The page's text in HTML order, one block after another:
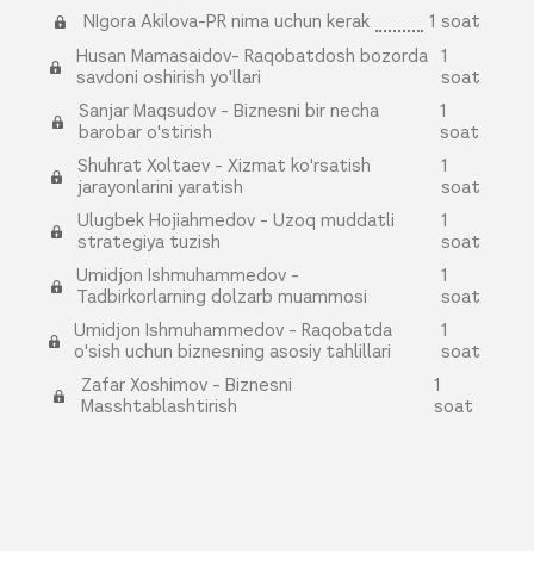
NIgora Akilova-PR nima uchun kerak
1 soat
Husan Mamasaidov- Raqobatdosh bozorda
savdoni oshirish yo'llari
1
soat
Sanjar Maqsudov - Biznesni bir necha
barobar o'stirish
1
soat
Shuhrat Xoltaev - Xizmat ko'rsatish
jarayonlarini yaratish
1
soat
Ulugbek Hojiahmedov - Uzoq muddatli
strategiya tuzish
1
soat
Umidjon Ishmuhammedov -
Tadbirkorlarning dolzarb muammosi
1
soat
Umidjon Ishmuhammedov - Raqobatda
o'sish uchun biznesning asosiy tahlillari
1
soat
Zafar Xoshimov - Biznesni
Masshtablashtirish
1
soat